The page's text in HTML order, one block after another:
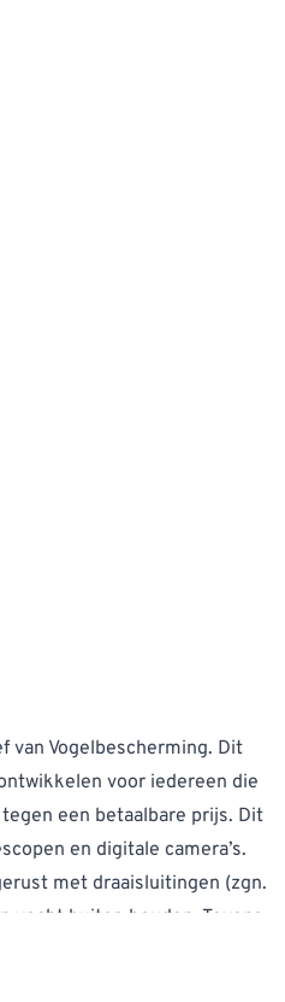
van Vogelbescherming. Dit
voor iedereen die
een betaalbare prijs. Dit
en digitale camera’s.
met draaisluitingen (zgn.
vocht buiten houden. Tevens
in de natuur. De